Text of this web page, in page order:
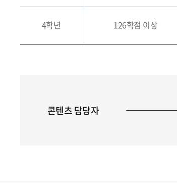
4학년 126학점 이상
콘텐츠 담당자